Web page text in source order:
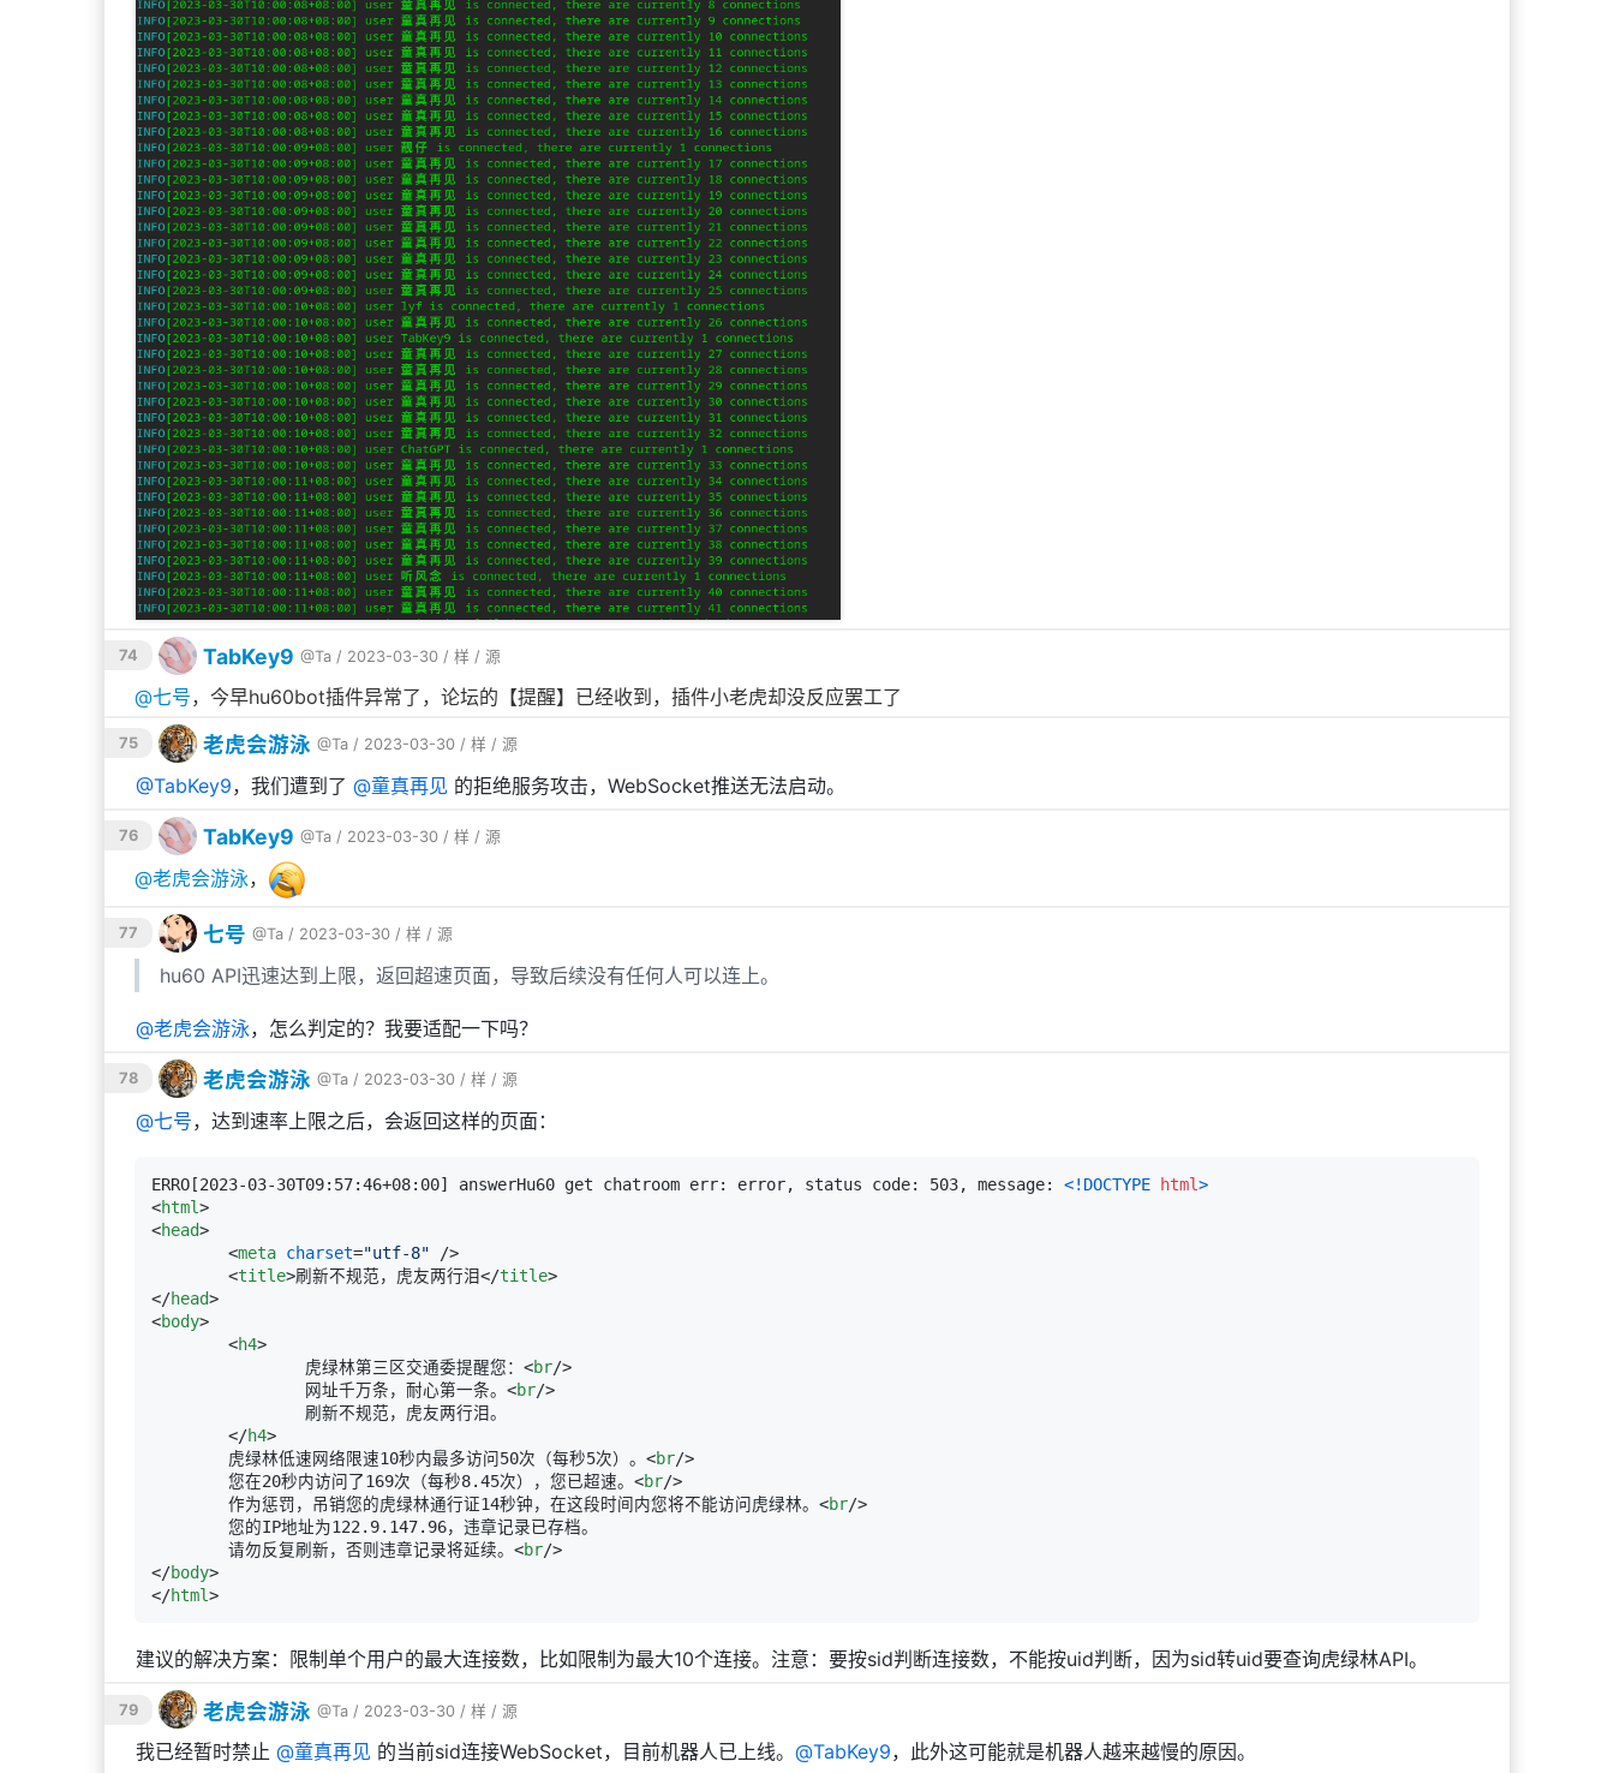
74 TabKey9 @Ta / 2023-03-30 / 样 / 源
@七号，今早hu60bot插件异常了，论坛的【提醒】已经收到，插件小老虎却没反应罢工了
75 老虎会游泳 @Ta / 2023-03-30 / 样 / 源
@TabKey9，我们遭到了 @童真再见 的拒绝服务攻击，WebSocket推送无法启动。
76 TabKey9 @Ta / 2023-03-30 / 样 / 源
@老虎会游泳，
77 七号 @Ta / 2023-03-30 / 样 / 源
hu60 API迅速达到上限，返回超速页面，导致后续没有任何人可以连上。
@老虎会游泳，怎么判定的？我要适配一下吗？
78 老虎会游泳 @Ta / 2023-03-30 / 样 / 源
@七号，达到速率上限之后，会返回这样的页面：
ERRO[2023-03-30T09:57:46+08:00] answerHu60 get chatroom err: error, status code: 503, message: <!DOCTYPE html>
<html>
<head>
<meta charset="utf-8" />
<title>刷新不规范，虎友两行泪</title>
</head>
<body>
<h4>
                虎绿林第三区交通委提醒您：
<br/>
                网址千万条，耐心第一条。
<br/>
</h4>
        虎绿林低速网络限速10秒内最多访问50次（每秒5次）。
<br/>
        您在20秒内访问了169次（每秒8.45次），您已超速。
<br/>
        作为惩罚，吊销您的虎绿林通行证14秒钟，在这段时间内您将不能访问虎绿林。
<br/>
        请勿反复刷新，否则违章记录将延续。
<br/>
</body>
</html>
建议的解决方案：限制单个用户的最大连接数，比如限制为最大10个连接。注意：要按sid判断连接数，不能按uid判断，因为sid转uid要查询虎绿林API。
79 老虎会游泳 @Ta / 2023-03-30 / 样 / 源
我已经暂时禁止 @童真再见 的当前sid连接WebSocket，目前机器人已上线。 @TabKey9，此外这可能就是机器人越来越慢的原因。